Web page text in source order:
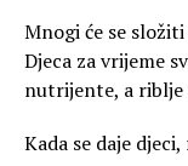
Mnogi će se
Djeca za vrijeme
nutrijente, a riblje
Kada se daje